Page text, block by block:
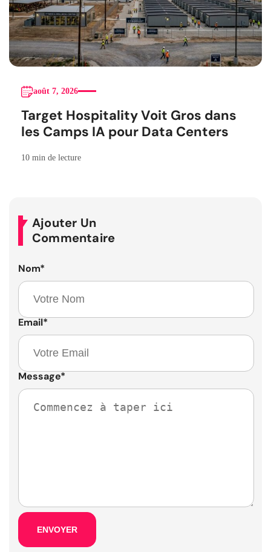
août 7, 2026
Target Hospitality Voit Gros dans
les Camps IA pour Data Centers
10 min de lecture
Ajouter Un
Commentaire
Nom*
Email*
Message*